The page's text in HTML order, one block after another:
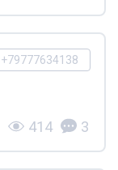
+79777634138
414 3